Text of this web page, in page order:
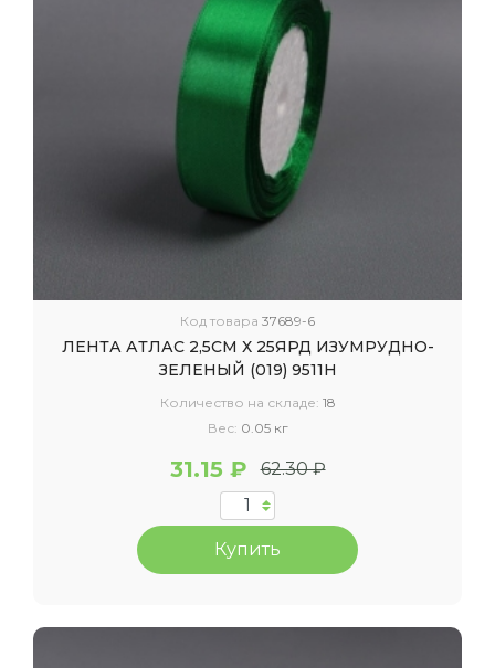
Код товара 37689-6
ЛЕНТА АТЛАС 2,5СМ Х 25ЯРД ИЗУМРУДНО-
ЗЕЛЕНЫЙ (019) 9511Н
Количество на складе: 18
Вес: 0.05 кг
31.15 ₽ 62.30 ₽
Купить